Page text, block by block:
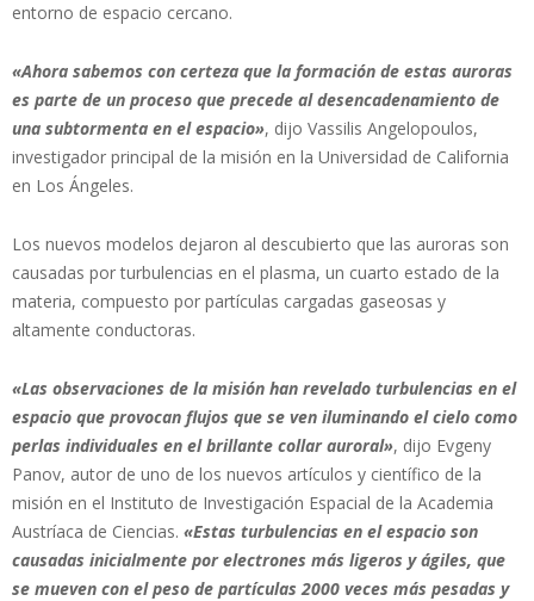
entorno de espacio cercano.
«Ahora sabemos con certeza que la formación de estas auroras
es parte de un proceso que precede al desencadenamiento de
una subtormenta en el espacio», dijo Vassilis Angelopoulos,
investigador principal de la misión en la Universidad de California
en Los Ángeles.
Los nuevos modelos dejaron al descubierto que las auroras son
causadas por turbulencias en el plasma, un cuarto estado de la
materia, compuesto por partículas cargadas gaseosas y
altamente conductoras.
«Las observaciones de la misión han revelado turbulencias en el
espacio que provocan flujos que se ven iluminando el cielo como
perlas individuales en el brillante collar auroral», dijo Evgeny
Panov, autor de uno de los nuevos artículos y científico de la
misión en el Instituto de Investigación Espacial de la Academia
Austríaca de Ciencias. «Estas turbulencias en el espacio son
causadas inicialmente por electrones más ligeros y ágiles, que
se mueven con el peso de partículas 2000 veces más pesadas y